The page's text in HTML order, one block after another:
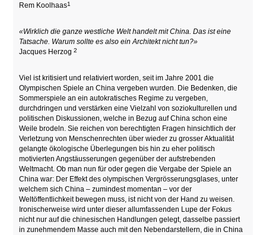
Rem Koolhaas1
«Wirklich die ganze westliche Welt handelt mit China. Das ist eine
Tatsache. Warum sollte es also ein Architekt nicht tun?»
Jacques Herzog2
Viel ist kritisiert und relativiert worden, seit im Jahre 2001 die
Olympischen Spiele an China vergeben wurden. Die Bedenken, die
Sommerspiele an ein autokratisches Regime zu vergeben,
durchdringen und verstärken eine Vielzahl von soziokulturellen und
politischen Diskussionen, welche in Bezug auf China schon eine
Weile brodeln. Sie reichen von berechtigten Fragen hinsichtlich der
Verletzung von Menschenrechten über wieder zu grosser Aktualität
gelangte ökologische Überlegungen bis hin zu eher politisch
motivierten Angstäusserungen gegenüber der aufstrebenden
Weltmacht. Ob man nun für oder gegen die Vergabe der Spiele an
China war: Der Effekt des olympischen Vergrösserungsglases, unter
welchem sich China – zumindest momentan – vor der
Weltöffentlichkeit bewegen muss, ist nicht von der Hand zu weisen.
Ironischerweise wird unter dieser allumfassenden Lupe der Fokus
nicht nur auf die chinesischen Handlungen gelegt, dasselbe passiert
in zunehmendem Masse auch mit den Nebendarstellern, die in China